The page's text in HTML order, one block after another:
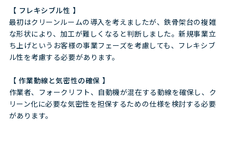
【 フレキシブル性 】
最初はクリーンルームの導入を考えましたが、鉄骨架台の複雑
な形状により、加工が難しくなると判断しました。新規事業立
ち上げというお客様の事業フェーズを考慮しても、フレキシブ
ル性を考慮する必要があります。
【 作業動線と気密性の確保 】
作業者、フォークリフト、自動機が混在する動線を確保し、ク
リーン化に必要な気密性を担保するための仕様を検討する必要
があります。